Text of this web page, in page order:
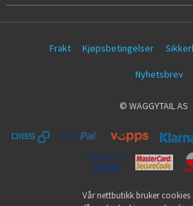
Frakt Kjøpsbetingelser
Nyhetsbrev
© WAGGYTAIL AS
Vår nettbutikk bruker cookies